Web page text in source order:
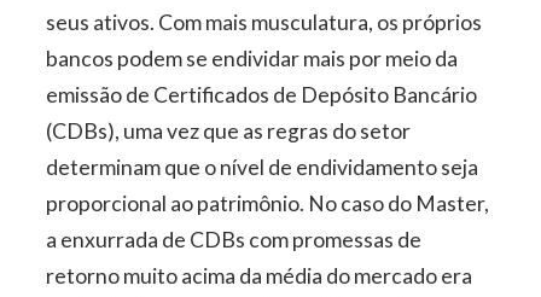
seus ativos. Com mais musculatura, os próprios
bancos podem se endividar mais por meio da
emissão de Certificados de Depósito Bancário
(CDBs), uma vez que as regras do setor
determinam que o nível de endividamento seja
proporcional ao patrimônio. No caso do Master,
a enxurrada de CDBs com promessas de
retorno muito acima da média do mercado era